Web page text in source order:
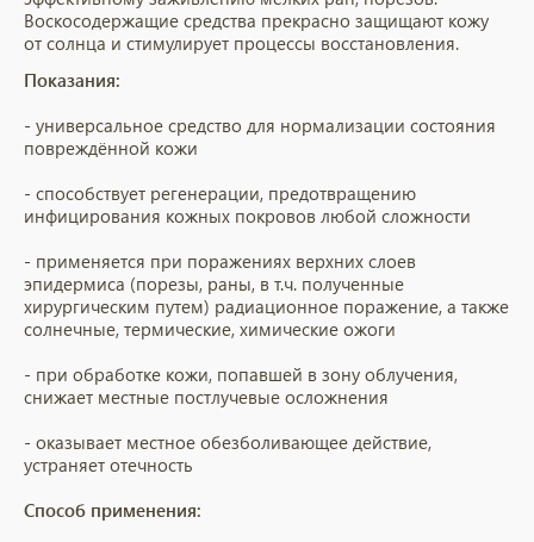
Воскосодержащие средства прекрасно защищают кожу
от солнца и стимулирует процессы восстановления.
Показания:
- универсальное средство для нормализации состояния
повреждённой кожи
- способствует регенерации, предотвращению
инфицирования кожных покровов любой сложности
- применяется при поражениях верхних слоев
эпидермиса (порезы, раны, в т.ч. полученные
хирургическим путем) радиационное поражение, а также
солнечные, термические, химические ожоги
- при обработке кожи, попавшей в зону облучения,
снижает местные постлучевые осложнения
- оказывает местное обезболивающее действие,
устраняет отечность
Способ применения: